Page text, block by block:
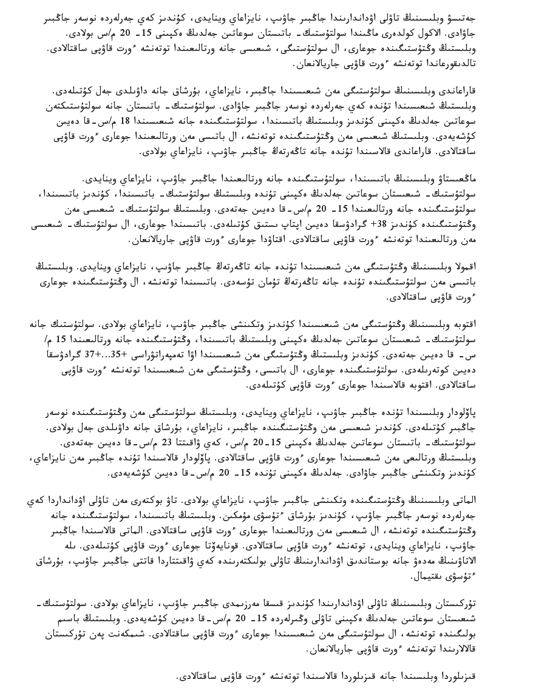
جەتىسۋ وبلىسىنىڭ تاۋلى اۋداندارىندا جاڭبىر جاۋىپ، نايزاعاي وينايدى، كۇندىز كەي جەرلەردە نوسەر جاڭبىر
جاۋادى. الاكول كولدەرى ماڭىندا سولتۇستىك- باتىستان سوعاتىن جەلدىڭ ەكپىنى 15- 20 م/س بولادى.
وبلىستىڭ وڭتۇستىگىندە جوعارى، ال سولتۇستىگى، شىعىسى جانە ورتالىعىندا توتەنشە ءورت قاۋپى ساقتالادى.
تالدىقورعاندا توتەنشە ءورت قاۋپى جاريالانعان.
قاراعاندى وبلىسىنىڭ سولتۇستىگى مەن شىعىسىندا جاڭبىر، نايزاعاي، بۇرشاق جانە داۋىلدى جەل كۇتىلەدى.
وبلىستىڭ شىعىسىندا تۇندە كەي جەرلەردە نوسەر جاڭبىر جاۋادى. سولتۇستىك- باتىستان جانە سولتۇستىكتەن
سوعاتىن جەلدىڭ ەكپىنى كۇندىز وبلىستىڭ باتىسىندا، سولتۇستىگىندە جانە شىعىسىندا 18 م/س-قا دەيىن
كۇشەيەدى. وبلىستىڭ شىعىسى مەن وڭتۇستىگىندە توتەنشە، ال باتىسى مەن ورتالىعىندا جوعارى ءورت قاۋپى
ساقتالادى. قاراعاندى قالاسىندا تۇندە جانە تاڭەرتەڭ جاڭبىر جاۋىپ، نايزاعاي بولادى.
ماڭعىستاۋ وبلىسىنىڭ باتىسىندا، سولتۇستىگىندە جانە ورتالىعىندا جاڭبىر جاۋىپ، نايزاعاي وينايدى.
سولتۇستىك- شىعىستان سوعاتىن جەلدىڭ ەكپىنى تۇندە وبلىستىڭ سولتۇستىك- باتىسىندا، كۇندىز باتىسىندا،
سولتۇستىگىندە جانە ورتالىعىندا 15- 20 م/س-قا دەيىن جەتەدى. وبلىستىڭ سولتۇستىك- شىعىسى مەن
وڭتۇستىگىندە كۇندىز 38+ گرادۋسقا دەيىن اپتاپ ىستىق كۇتىلەدى. باتىسىندا جوعارى، ال سولتۇستىك- شىعىسى
مەن ورتالىعىندا توتەنشە ءورت قاۋپى ساقتالادى. اقتاۋدا جوعارى ءورت قاۋپى جاريالانعان.
اقمولا وبلىسىنىڭ وڭتۇستىگى مەن شىعىسىندا تۇندە جانە تاڭەرتەڭ جاڭبىر جاۋىپ، نايزاعاي وينايدى. وبلىستىڭ
باتىسى مەن سولتۇستىگىندە تۇندە جانە تاڭەرتەڭ تۇمان تۇسەدى. باتىسىندا توتەنشە، ال وڭتۇستىگىندە جوعارى
ءورت قاۋپى ساقتالادى.
اقتوبە وبلىسىنىڭ وڭتۇستىگى مەن شىعىسىندا كۇندىز وتكىنشى جاڭبىر جاۋىپ، نايزاعاي بولادى. سولتۇستىك جانە
سولتۇستىك- شىعىستان سوعاتىن جەلدىڭ ەكپىنى وبلىستىڭ باتىسىندا، وڭتۇستىگىندە جانە ورتالىعىندا 15 م/
س- قا دەيىن جەتەدى. كۇندىز وبلىستىڭ وڭتۇستىگى مەن شىعىسىندا اۋا تەمپەراتۋراسى +35…+37 گرادۋسقا
دەيىن كوتەرىلەدى. سولتۇستىگىندە جوعارى، ال باتىسى، وڭتۇستىگى مەن شىعىسىندا توتەنشە ءورت قاۋپى
ساقتالادى. اقتوبە قالاسىندا جوعارى ءورت قاۋپى كۇتىلەدى.
پاۆلودار وبلىسىندا تۇندە جاڭبىر جاۋىپ، نايزاعاي وينايدى، وبلىستىڭ سولتۇستىگى مەن وڭتۇستىگىندە نوسەر
جاڭبىر كۇتىلەدى. كۇندىز شىعىسى مەن وڭتۇستىگىندە جاڭبىر، نايزاعاي، بۇرشاق جانە داۋىلدى جەل بولادى.
سولتۇستىك- باتىستان سوعاتىن جەلدىڭ ەكپىنى 15-20 م/س، كەي ۋاقىتتا 23 م/س-قا دەيىن جەتەدى.
وبلىستىڭ ورتالىعى مەن شىعىسىندا جوعارى ءورت قاۋپى ساقتالادى. پاۆلودار قالاسىندا تۇندە جاڭبىر مەن نايزاعاي،
كۇندىز وتكىنشى جاڭبىر جاۋادى. جەلدىڭ ەكپىنى تۇندە 15- 20 م/س-قا دەيىن كۇشەيەدى.
الماتى وبلىسىنىڭ وڭتۇستىگىندە وتكىنشى جاڭبىر جاۋىپ، نايزاعاي بولادى. تاۋ بوكتەرى مەن تاۋلى اۋدانداردا كەي
جەرلەردە نوسەر جاڭبىر جاۋىپ، كۇندىز بۇرشاق ءتۇسۋى مۇمكىن. وبلىستىڭ باتىسىندا، سولتۇستىگىندە جانە
وڭتۇستىگىندە توتەنشە، ال شىعىسى مەن ورتالىعىندا جوعارى ءورت قاۋپى ساقتالادى. الماتى قالاسىندا جاڭبىر
جاۋىپ، نايزاعاي وينايدى، توتەنشە ءورت قاۋپى ساقتالادى. قونايەۆتا جوعارى ءورت قاۋپى كۇتىلەدى. ىلە
الاتاۋىنىڭ مەدەۋ جانە بوستاندىق اۋداندارىنىڭ تاۋلى بولىكتەرىندە كەي ۋاقىتتاردا قاتتى جاڭبىر جاۋىپ، بۇرشاق
ءتۇسۋى ىقتيمال.
تۇركىستان وبلىسىنىڭ تاۋلى اۋداندارىندا كۇندىز قىسقا مەرزىمدى جاڭبىر جاۋىپ، نايزاعاي بولادى. سولتۇستىك-
شىعىستان سوعاتىن جەلدىڭ ەكپىنى تاۋلى وڭىرلەردە 15- 20 م/س-قا دەيىن كۇشەيەدى. وبلىستىڭ باسىم
بولىگىندە توتەنشە، ال سولتۇستىگى مەن شىعىسىندا جوعارى ءورت قاۋپى ساقتالادى. شىمكەنت پەن تۇركىستان
قالالارىندا توتەنشە ءورت قاۋپى جاريالانعان.
قىزىلوردا وبلىسىندا جانە قىزىلوردا قالاسىندا توتەنشە ءورت قاۋپى ساقتالادى.